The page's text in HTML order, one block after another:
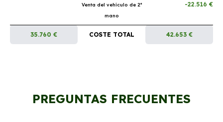
Venta del vehículo de 2ª
mano
-22.516 €
35.760 € COSTE TOTAL 42.653 €
PREGUNTAS FRECUENTES